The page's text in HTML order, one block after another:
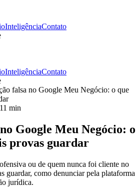
InteligênciaContato
InteligênciaContato
falsa no Google Meu Negócio: o que
11 min
Google Meu Negócio: o
provas guardar
ou de quem nunca foi cliente no
guardar, como denunciar pela plataforma
jurídica.